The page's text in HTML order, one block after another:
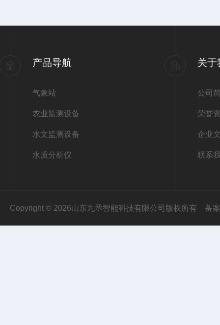
产品导航
气象站
农业监测设备
水文监测设备
水质分析仪
关于
公司
荣誉
企业
联系
Copyright © 2026山东九丞智能科技有限公司版权所有 备